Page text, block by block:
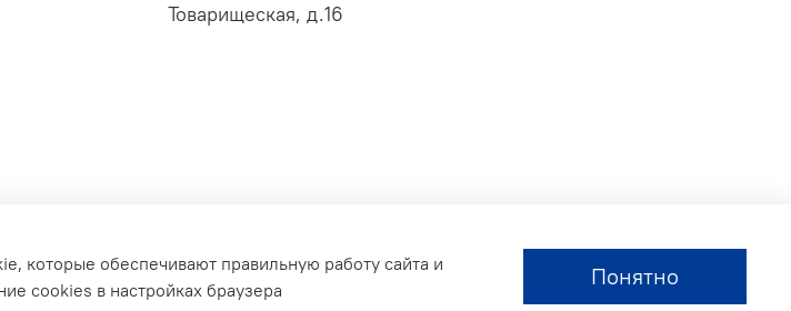
Товарищеская, д.16
которые обеспечивают правильную работу сайта и
cookies в настройках браузера Понятно